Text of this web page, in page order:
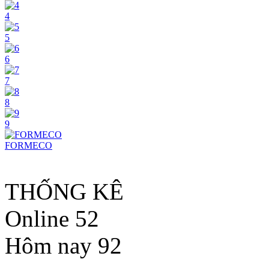
4
5
6
7
8
9
FORMECO
THỐNG KÊ
Online 52
Hôm nay 92